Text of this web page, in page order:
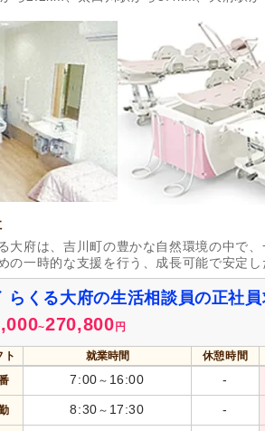
掲載14日以内 (1,000) 掲載30日以
スピード対応(2,643) 急募(1,138)
残業ほぼなし(29,965) シフト制
夜勤のみ可(1,493) 午前のみ可
時短勤務相談可 (3,425) 週1日から
週3日から可 (1,990) 週4日から
即日勤務可(3,741)
初任者研修（旧ヘルパー2級）
(4,424)
実務者研修
修）(3,543)
認知症ケア専門士(44) 社会福祉士
社会福祉主事任用(351) 介護事務
介護支援専門員（ケアマネジャー）
准看護師(4,795) 医療事務
作業療法士(878) 言語聴覚士
あん摩マッサージ指圧師
大府は、吉川町の豊かな自然環境の中で
の一時的な支援を行う、成長可能で安定し
らくる大府の生活相談員の正社員
~270,800 円
ト 就業時間 休憩時間
7:00 ～ 16:00 -
8:30 ～ 17:30 -